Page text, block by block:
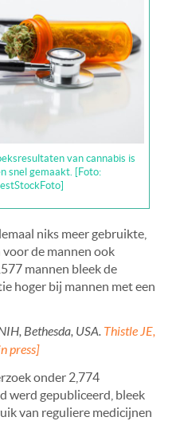
van cannabis is
snel gemaakt. [Foto:
niks meer gebruikte,
voor de mannen ook
mannen bleek de
hoger bij mannen met een
Bethesda, USA. Thistle JE,
press]
onder 2,774
werd gepubliceerd, bleek
van reguliere medicijnen